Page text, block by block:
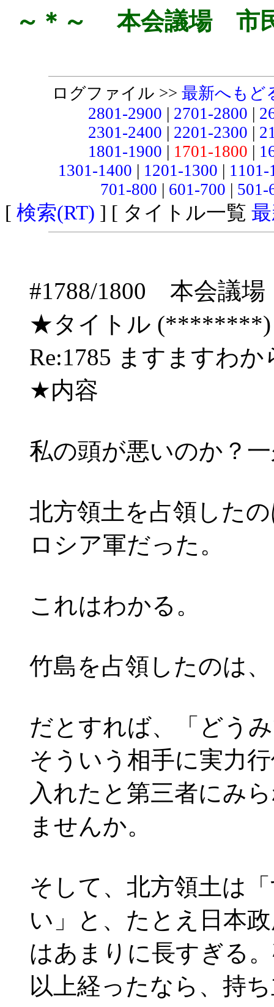
～＊～ 本会議場 市
ログファイル >> 最新へもど
2801-2900 | 2701-2800 |
2301-2400 | 2201-2300 |
1801-1900 | 1701-1800 |
1301-1400 | 1201-1300 |
701-800 | 601-700 |
[ 検索(RT) ] [ タイトル一覧
#1788/1800 本会
★タイトル (********)
Re:1785 ますますわ
★内容
私の頭が悪いのか？
北方領土を占領した
ロシア軍だった。
これはわかる。
竹島を占領したのは
だとすれば、「どう
そういう相手に実力
入れたと第三者にみ
ませんか。
そして、北方領土は
い」と、たとえ日本
はあまりに長すぎる
以上経ったなら、持